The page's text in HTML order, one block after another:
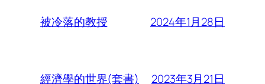
被冷落的教授 2024年1月28日
經濟學的世界(套書) 2023年3月21日